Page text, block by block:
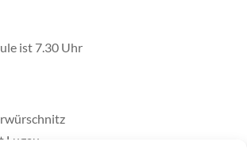
ist 7.30 Uhr
Lugau